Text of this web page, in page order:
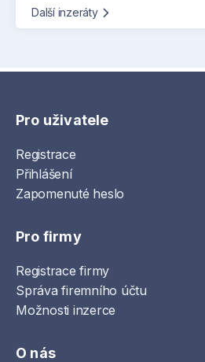
Další inzeráty
Pro uživatele
Registrace
Přihlášení
Zapomenuté heslo
Pro firmy
Registrace firmy
Správa firemního účtu
Možnosti inzerce
O nás